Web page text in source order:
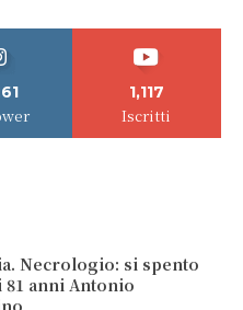
1,117
Iscritti
Necrologio: si spento
anni Antonio